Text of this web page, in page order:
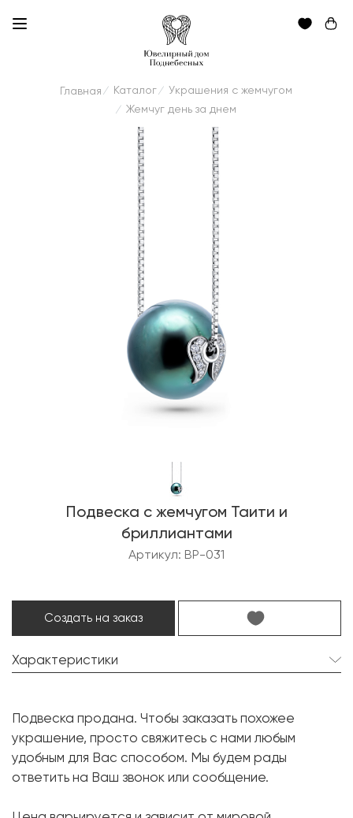
Главная / Каталог / Украшения с жемчугом
/ Жемчуг день за днем
Подвеска с жемчугом Таити и
бриллиантами
Артикул: BP-031
Создать на заказ
Характеристики
Форма:
Бриллиант:
10 шт. 0.12 карат.
Форма огранки:
Металл: Белое золото, 750 проба
Подвеска продана. Чтобы заказать похожее
украшение, просто свяжитесь с нами любым
удобным для Вас способом. Мы будем рады
ответить на Ваш звонок или сообщение.